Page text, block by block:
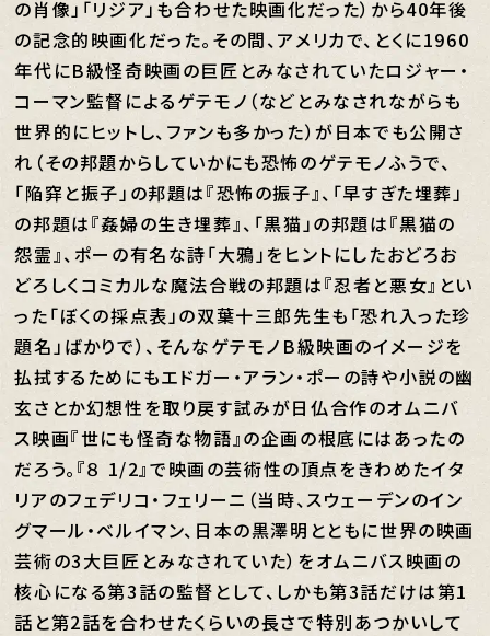
の肖像」「リジア」も合わせた映画化だった）から40年後
の記念的映画化だった。その間、アメリカで、とくに1960
年代にB級怪奇映画の巨匠とみなされていたロジャー・
コーマン監督によるゲテモノ（などとみなされながらも
世界的にヒットし、ファンも多かった）が日本でも公開さ
れ（その邦題からしていかにも恐怖のゲテモノふうで、
「陥穽と振子」の邦題は『恐怖の振子』、「早すぎた埋葬」
の邦題は『姦婦の生き埋葬』、「黒猫」の邦題は『黒猫の
怨霊』、ポーの有名な詩「大鴉」をヒントにしたおどろお
どろしくコミカルな魔法合戦の邦題は『忍者と悪女』とい
った「ぼくの採点表」の双葉十三郎先生も「恐れ入った珍
題名」ばかりで）、そんなゲテモノB級映画のイメージを
払拭するためにもエドガー・アラン・ポーの詩や小説の幽
玄さとか幻想性を取り戻す試みが日仏合作のオムニバ
ス映画『世にも怪奇な物語』の企画の根底にはあったの
だろう。『８ 1/2』で映画の芸術性の頂点をきわめたイタ
リアのフェデリコ・フェリーニ（当時、スウェーデンのイン
グマール・ベルイマン、日本の黒澤明とともに世界の映画
芸術の3大巨匠とみなされていた）をオムニバス映画の
核心になる第3話の監督として、しかも第3話だけは第1
話と第2話を合わせたくらいの長さで特別あつかいして